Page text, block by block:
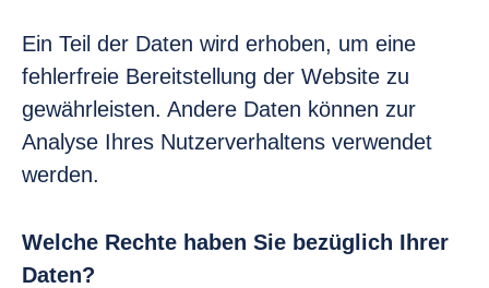
Ein Teil der Daten wird erhoben, um eine
fehlerfreie Bereitstellung der Website zu
gewährleisten. Andere Daten können zur
Analyse Ihres Nutzerverhaltens verwendet
werden.
Welche Rechte haben Sie bezüglich Ihrer
Daten?